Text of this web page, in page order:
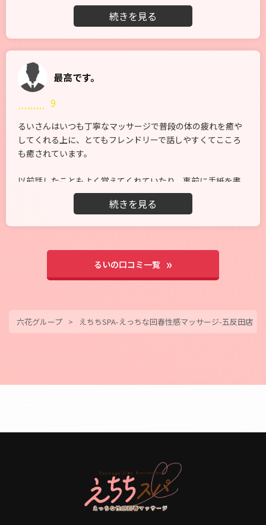
てしまうタイプです。また利用したいと思います。今回はイ
タズラな巨乳に窒息させられそうになったので、次回はもう
最高です。
9
るいさんはいつも丁寧なマッサージで普段の体の疲れを癒や
してくれる上に、とてもフレンドリーで話しやすくてこころ
も癒されています。
以前話したこともよく覚えてくれていたり、事前に手紙を書
いていてくれたりとたまにしか会わないのにお気遣いも素晴
う！今後もお願いします。
スタッフの方もいつも丁寧かつスピーディーに電話対応頂き
るいの口コミ一覧
六花グループ えちちSPA-えっちな回春性感マッサージ-五反田店